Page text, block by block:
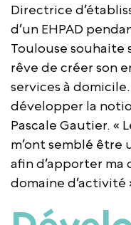
Directrice
d’un EHPAD
Toulouse souhaite
rêve de créer son
services à
développer la
Pascale Gautier. «
m’ont semblé
afin d’apporter
domaine d’activité